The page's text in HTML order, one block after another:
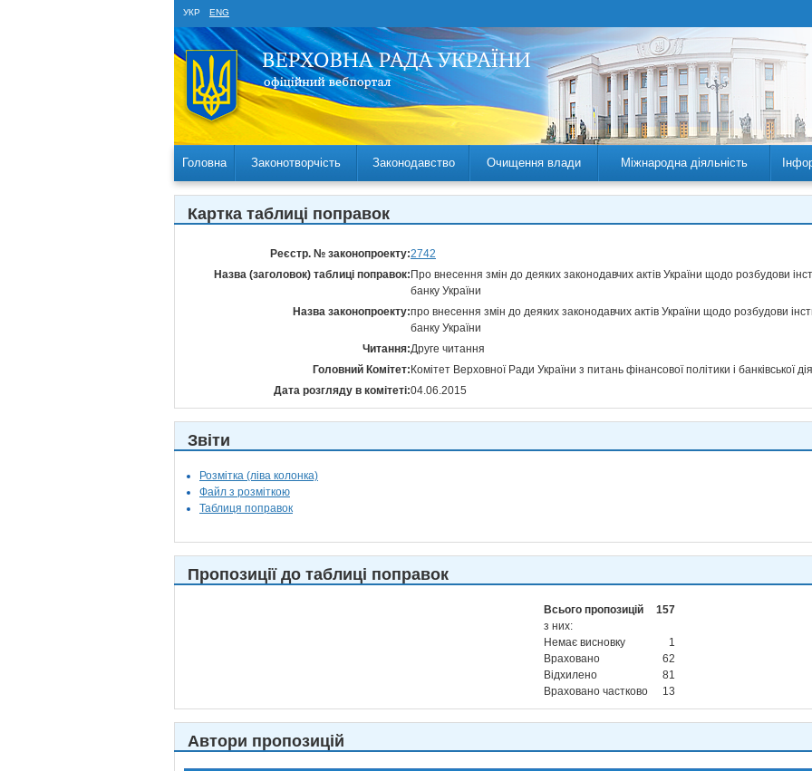
УКР ENG
Головна Законотворчість Законодавство Очищення влади Міжнародна діяльність
Картка таблиці поправок
Реєстр. № законопроекту:2742
Назва (заголовок) таблиці поправок: Про внесення змін до деяких законодавчих актів України щодо розбудови
банку України
Назва законопроекту:про внесення змін до деяких законодавчих актів України щодо розбудови
банку України
Читання:Друге читання
Головний Комітет: Комітет Верховної Ради України з питань фінансової політики і банківської
Дата розгляду в комітеті:04.06.2015
Звіти
Розмітка (ліва колонка)
Файл з розміткою
Таблиця поправок
Пропозиції до таблиці поправок
Всього пропозицій
157
з них:
Немає висновку
1
Враховано
62
Відхилено
81
Враховано частково
13
Автори пропозицій